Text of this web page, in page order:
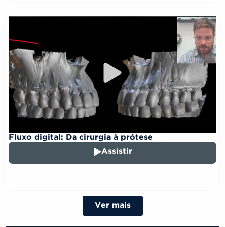
Fluxo digital: Da cirurgia à prótese
Assistir
Ver mais